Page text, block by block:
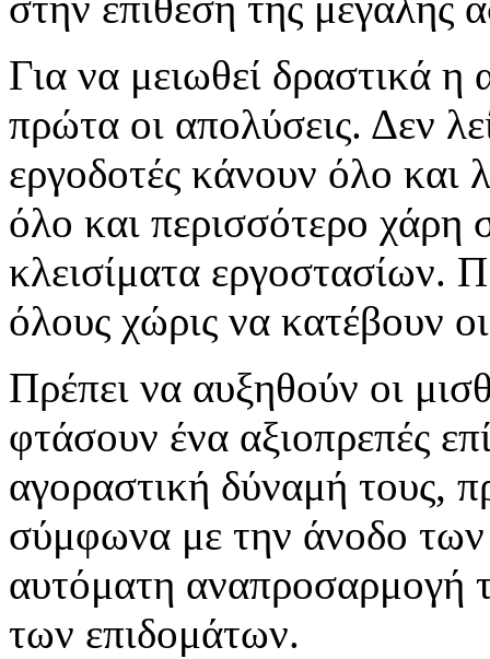
Για να μειωθεί δραστικά η
πρώτα οι απολύσεις. Δεν
εργοδοτές κάνουν όλο και
όλο και περισσότερο χάρη
κλεισίματα εργοστασίων.
όλους χώρις να κατέβουν
Πρέπει να αυξηθούν οι
φτάσουν ένα αξιοπρεπές
αγοραστική δύναμή τους,
σύμφωνα με την άνοδο των
αυτόματη αναπροσαρμογή
των επιδομάτων.